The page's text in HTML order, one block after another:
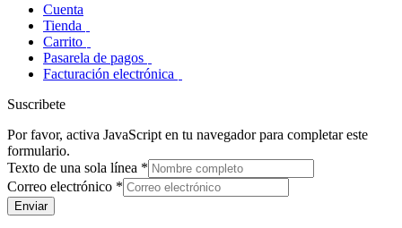
Cuenta
Tienda
Carrito
Pasarela de pagos
Facturación electrónica
Suscribete
Por favor, activa JavaScript en tu navegador para completar este
formulario.
Texto de una sola línea *
Correo electrónico *
Enviar